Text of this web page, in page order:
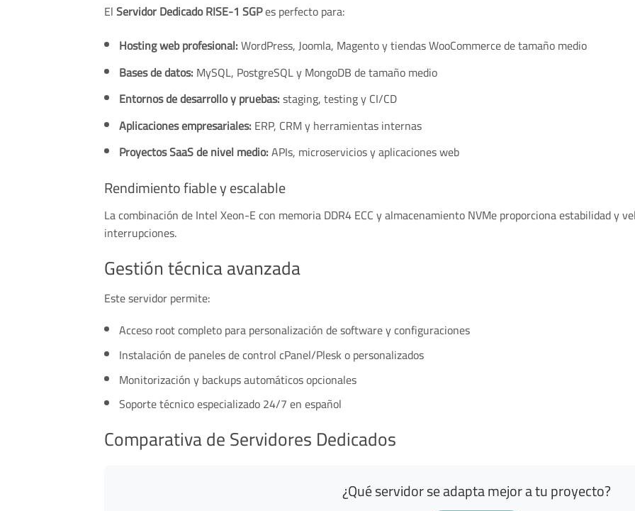
ElServidor Dedicado RISE-1 SGPes perfecto para:
Hosting web profesional:WordPress, Joomla, Magento y tiendas WooCommerce de tamaño medio
Bases de datos: MySQL, PostgreSQL y MongoDB de tamaño medio
Entornos de desarrollo y pruebas:staging, testing y CI/CD
Aplicaciones empresariales: ERP, CRM y herramientas internas
Proyectos SaaS de nivel medio:APIs, microservicios y aplicaciones web
Rendimiento fiable y escalable
La combinación de Intel Xeon-E con memoria DDR4 ECC y almacenamiento NVMe proporciona estabilidad y
interrupciones.
Gestión técnica avanzada
Este servidor permite:
Acceso root completo para personalización de software y configuraciones
Instalación de paneles de control cPanel/Plesk o personalizados
Monitorización y backups automáticos opcionales
Soporte técnico especializado 24/7 en español
Comparativa de Servidores Dedicados
¿Qué servidor se adapta mejor a tu proyecto?